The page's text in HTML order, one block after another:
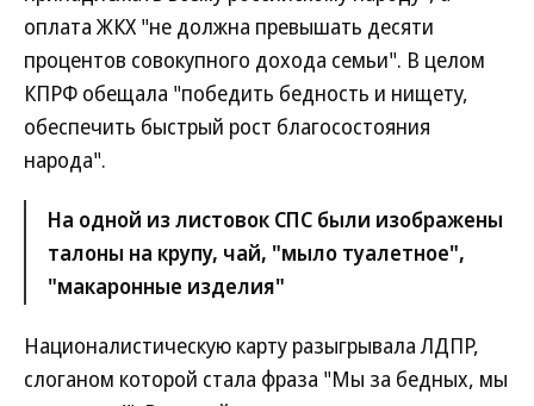
оплата ЖКХ "не должна превышать десяти
процентов совокупного дохода семьи". В целом
КПРФ обещала "победить бедность и нищету,
обеспечить быстрый рост благосостояния
народа".
На одной из листовок СПС были изображены
талоны на крупу, чай, "мыло туалетное",
"макаронные изделия"
Националистическую карту разыгрывала ЛДПР,
слоганом которой стала фраза "Мы за бедных, мы